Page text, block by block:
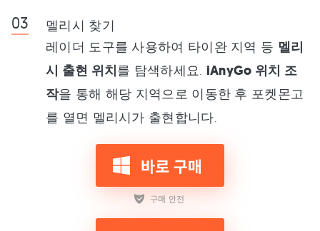
멜리시 찾기
레이더 도구를 사용하여 타이완 지역 등 멜리
시 출현 위치를 탐색하세요. iAnyGo 위치 조
작을 통해 해당 지역으로 이동한 후 포켓몬고
를 열면 멜리시가 출현합니다.